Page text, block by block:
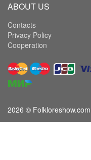
ABOUT US
Contacts
Privacy Policy
Cooperation
2026 © Folkloreshow.com